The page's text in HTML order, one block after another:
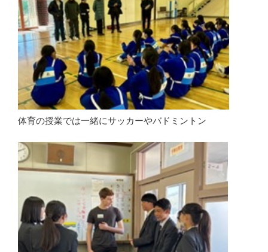
体育の授業では一緒にサッカーやバドミントン